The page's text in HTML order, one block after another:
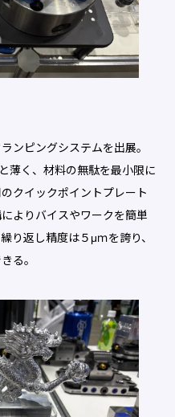
ンピングシステムを出展。
薄く、材料の無駄を最小限に
クイックポイントプレート
よりバイスやワークを簡単
り返し精度は５μｍを誇り、
る。